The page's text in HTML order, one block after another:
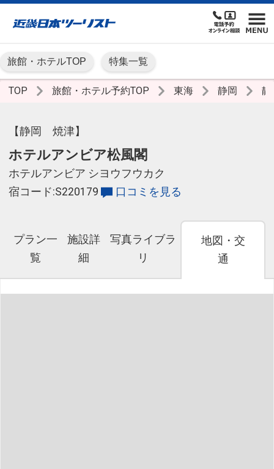
旅館・ホテルTOP 特集一覧
TOP 旅館・ホテル予約TOP 東海 静岡 静
【静岡 焼津】
ホテルアンビア松風閣
ホテルアンビア シヨウフウカク
宿コード:S220179
口コミを見る
プラン一
覧
施設詳
細
写真ライブラ
リ
地図・交
通